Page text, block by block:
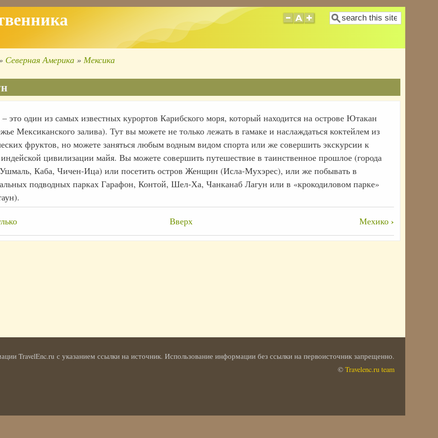
Поиск
Северная Америка Мексика
это один из самых известных курортов Карибского моря, который находится на острове Ютакан
Мексиканского залива). Тут вы можете не только лежать в гамаке и наслаждаться коктейлем из
фруктов, но можете заняться любым водным видом спорта или же совершить экскурсии к
цивилизации майя. Вы можете совершить путешествие в таинственное прошлое (города
Каба, Чичен-Ица) или посетить остров Женщин (Исла-Мухэрес), или же побывать в
подводных парках Гарафон, Контой, Шел-Ха, Чанканаб Лагун или в «крокодиловом парке»
Вверх Мехико ›
TravelEnc.ru с указанием ссылки на источник. Использование информации без ссылки на первоисточник запрещенно.
© Travelenc.ru team